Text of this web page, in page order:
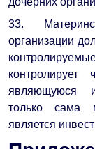
33.
организации
являющуюся
только сама
является